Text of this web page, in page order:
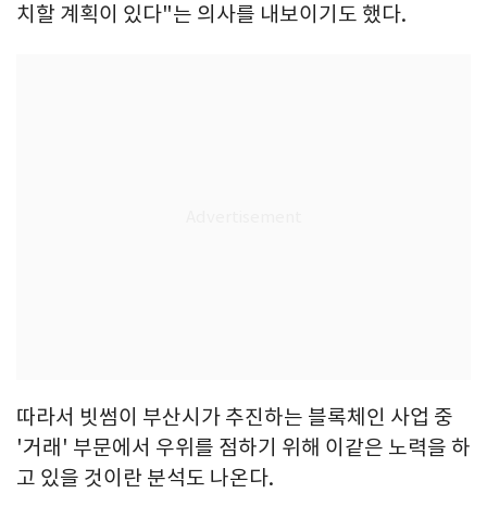
치할 계획이 있다"는 의사를 내보이기도 했다.
따라서 빗썸이 부산시가 추진하는 블록체인 사업 중
'거래' 부문에서 우위를 점하기 위해 이같은 노력을 하
고 있을 것이란 분석도 나온다.